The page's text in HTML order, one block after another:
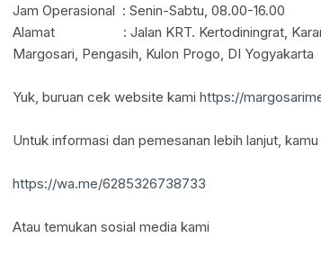
LIMBAH MESIN PETERNAKAN
Jam Operasional : Senin-Sabtu, 08.00-16.00
Alamat : Jalan KRT. Kertodiningrat,
Margosari, Pengasih, Kulon Progo, DI Yogyakarta
Yuk, buruan cek website kamihttps://
Untuk informasi dan pemesanan lebih lanjut,
https://wa.me/6285326738733
Atau temukan sosial media kami